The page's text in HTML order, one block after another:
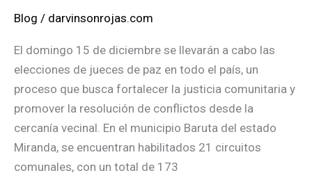
Blog / darvinsonrojas.com
El domingo 15 de diciembre se llevarán a cabo las
elecciones de jueces de paz en todo el país, un
proceso que busca fortalecer la justicia comunitaria y
promover la resolución de conflictos desde la
cercanía vecinal. En el municipio Baruta del estado
Miranda, se encuentran habilitados 21 circuitos
comunales, con un total de 173